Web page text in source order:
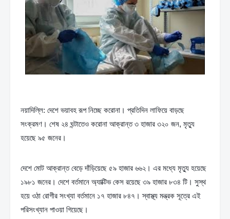
নয়াদিল্লি: দেশে ভয়াবহ রূপ নিচ্ছে করোনা। প্রতিদিন লাফিয়ে বাড়ছে
সংক্রমণ। শেষ ২৪ ঘন্টাতেও করোনা আক্রান্ত ৩ হাজার ৩২০ জন, মৃত্যু
হয়েছে ৯৫ জনের।
দেশে মোট আক্রান্ত বেড়ে দাঁড়িয়েছে ৫৯ হাজার ৬৬২। এর মধ্যে মৃত্যু হয়েছে
১৯৮১ জনের। দেশে বর্তমানে অ্যাক্টিভ কেস রয়েছে ৩৯ হাজার ৮৩৪ টি। সুস্থ
হয়ে ওঠা রোগীর সংখ্যা বর্তমানে ১৭ হাজার ৮৪৭। স্বাস্থ্য মন্ত্রক সূত্রে এই
পরিসংখ্যান পাওয়া গিয়েছে।